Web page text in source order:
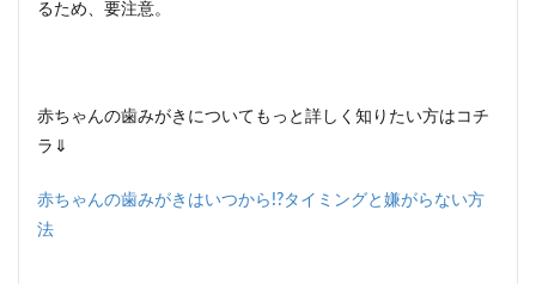
るため、要注意。
赤ちゃんの歯みがきについてもっと詳しく知りたい方はコチ
ラ⇓
赤ちゃんの歯みがきはいつから!?タイミングと嫌がらない方
法